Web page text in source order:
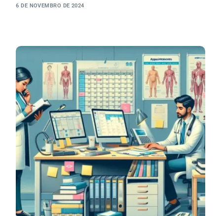
6 DE NOVEMBRO DE 2024